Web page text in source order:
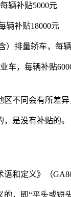
辆补贴5000元
辆补贴18000元
）排量轿车，每
车，每辆补贴
不同会有所差
是没有补贴的。
语和定义》（
，即“平头或短